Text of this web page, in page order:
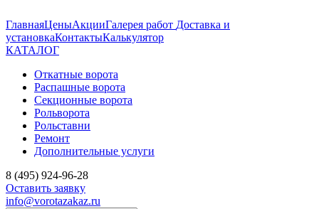
ГлавнаяЦеныАкцииГалерея работ Доставка и
установкаКонтактыКалькулятор
КАТАЛОГ
Откатные ворота
Распашные ворота
Секционные ворота
Рольворота
Рольставни
Ремонт
Дополнительные услуги
8 (495) 924-96-28
Оставить заявку
info@vorotazakaz.ru